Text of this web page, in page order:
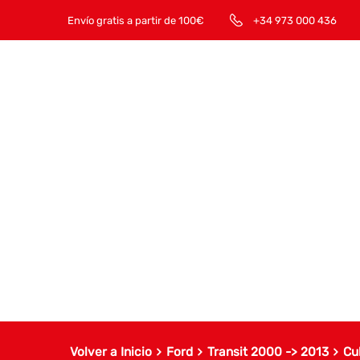
Envío gratis a partir de 100€ +34 973 000 436
Volver a Inicio Ford Transit 2000 -> 2013